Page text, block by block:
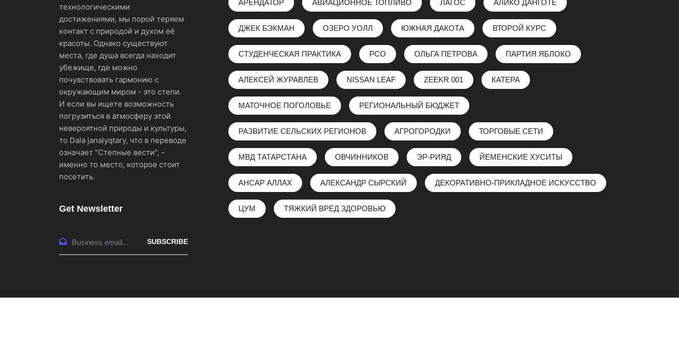
технологическими
достижениями, мы порой теряем
контакт с природой и духом её
красоты. Однако существуют
места, где душа всегда находит
убежище, где можно
почувствовать гармонию с
окружающим миром - это степи.
И если вы ищете возможность
погрузиться в атмосферу этой
невероятной природы и культуры,
то Dala janalyqtary, что в переводе
означает "Степные вести", -
именно то место, которое стоит
посетить.
Get Newsletter
SUBSCRIBE
АРЕНДАТОР АВИАЦИОННОЕ ТОПЛИВО ЛАГОС АЛИКО ДАНГОТЕ
ДЖЕК БЭКМАН ОЗЕРО УОЛЛ ЮЖНАЯ ДАКОТА ВТОРОЙ КУРС
СТУДЕНЧЕСКАЯ ПРАКТИКА РСО ОЛЬГА ПЕТРОВА ПАРТИЯ ЯБЛОКО
АЛЕКСЕЙ ЖУРАВЛЕВ NISSAN LEAF ZEEKR 001 КАТЕРА
МАТОЧНОЕ ПОГОЛОВЬЕ РЕГИОНАЛЬНЫЙ БЮДЖЕТ
РАЗВИТИЕ СЕЛЬСКИХ РЕГИОНОВ АГРОГОРОДКИ ТОРГОВЫЕ СЕТИ
МВД ТАТАРСТАНА ОВЧИННИКОВ ЭР-РИЯД ЙЕМЕНСКИЕ ХУСИТЫ
АНСАР АЛЛАХ АЛЕКСАНДР СЫРСКИЙ ДЕКОРАТИВНО-ПРИКЛАДНОЕ ИСКУССТВО
ЦУМ ТЯЖКИЙ ВРЕД ЗДОРОВЬЮ